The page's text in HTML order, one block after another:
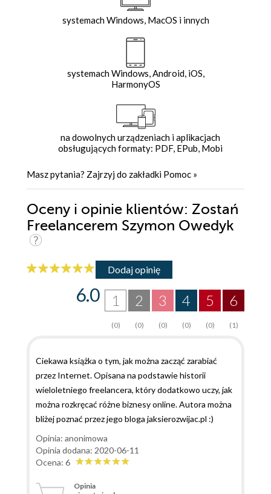
systemach Windows, MacOS i innych
systemach Windows, Android, iOS,
HarmonyOS
na dowolnych urządzeniach i aplikacjach
obsługujących formaty: PDF, EPub, Mobi
Masz pytania? Zajrzyj do zakładki Pomoc »
Oceny i opinie klientów: Zostań
Freelancerem Szymon Owedyk
Dodaj opinię
6
(1)
5
(0)
4
(0)
3
(0)
2
(0)
1
(0)
6.0
Ciekawa książka o tym, jak można zacząć zarabiać
przez Internet. Opisana na podstawie historii
wieloletniego freelancera, który dodatkowo uczy, jak
można rozkręcać różne biznesy online. Autora można
bliżej poznać przez jego bloga jaksierozwijac.pl :)
Opinia: anonimowa
Opinia dodana: 2020-06-11
Ocena: 6
Opinia